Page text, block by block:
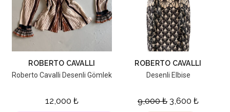
ROBERTO CAVALLI
Roberto Cavalli Desenli Gömlek
12,000 ₺
ROBERTO CAVALLI
Desenli Elbise
9,000₺ 3,600 ₺